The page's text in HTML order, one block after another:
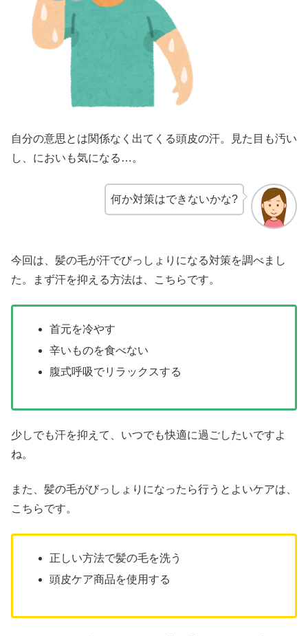
自分の意思とは関係なく出てくる頭皮の汗。見た目も汚い
し、においも気になる…。
何か対策はできないかな?
今回は、髪の毛が汗でびっしょりになる対策を調べまし
た。まず汗を抑える方法は、こちらです。
首元を冷やす
辛いものを食べない
腹式呼吸でリラックスする
少しでも汗を抑えて、いつでも快適に過ごしたいですよ
ね。
また、髪の毛がびっしょりになったら行うとよいケアは、
こちらです。
正しい方法で髪の毛を洗う
頭皮ケア商品を使用する